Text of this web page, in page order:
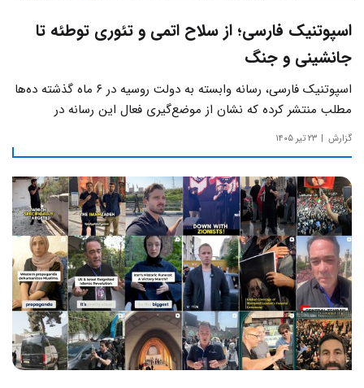
اسپوتنیک فارسی؛ از سلاح اتمی و تئوری توطئه تا
جانشینی و جنگ
اسپوتنیک فارسی، رسانه وابسته به دولت روسیه در ۶ ماه گذشته ده‌ها
مطلب منتشر کرده که نشان از موضع‌گیری فعال این رسانه‌ در
حساس‌ترین مسائل چالش‌های داخلی ایران دارد.
گزارش ۲۳ تیر ۱۴۰۵